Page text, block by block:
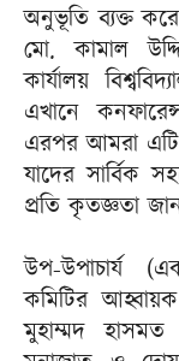
অনুভূতি ব্যক্ত
মো. কামাল
কার্যালয়
এখানে
এরপর আমরা এটি
যাদের সার্বিক
প্রতি কৃতজ্ঞতা
উপ-উপাচার্য
কমিটির
মুহাম্মদ হাসমত